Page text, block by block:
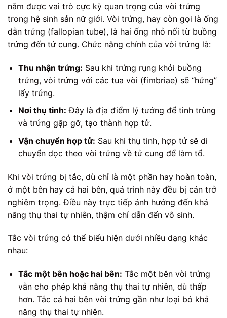
nắm được vai trò cực kỳ quan trọng của vòi trứng
trong hệ sinh sản nữ giới. Vòi trứng, hay còn gọi là ống
dẫn trứng (fallopian tube), là hai ống nhỏ nối từ buồng
trứng đến tử cung. Chức năng chính của vòi trứng là:
Thu nhận trứng: Sau khi trứng rụng khỏi buồng
trứng, vòi trứng với các tua vòi (fimbriae) sẽ “hứng”
lấy trứng.
Nơi thụ tinh: Đây là địa điểm lý tưởng để tinh trùng
và trứng gặp gỡ, tạo thành hợp tử.
Vận chuyển hợp tử: Sau khi thụ tinh, hợp tử sẽ di
chuyển dọc theo vòi trứng về tử cung để làm tổ.
Khi vòi trứng bị tắc, dù chỉ là một phần hay hoàn toàn,
ở một bên hay cả hai bên, quá trình này đều bị cản trở
nghiêm trọng. Điều này trực tiếp ảnh hưởng đến khả
năng thụ thai tự nhiên, thậm chí dẫn đến vô sinh.
Tắc vòi trứng có thể biểu hiện dưới nhiều dạng khác
nhau:
Tắc một bên hoặc hai bên: Tắc một bên vòi trứng
vẫn cho phép khả năng thụ thai tự nhiên, dù thấp
hơn. Tắc cả hai bên vòi trứng gần như loại bỏ khả
năng thụ thai tự nhiên.